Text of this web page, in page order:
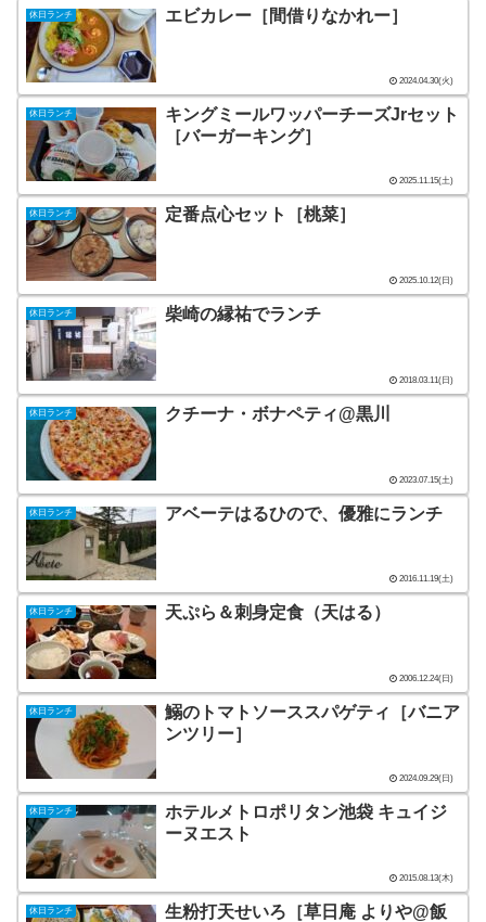
休日ランチ エビカレー［間借りなかれー］
2024.04.30(火)
休日ランチ
キングミールワッパーチーズJrセット
［バーガーキング］
2025.11.15(土)
休日ランチ 定番点心セット［桃菜］
2025.10.12(日)
休日ランチ 柴崎の縁祐でランチ
2018.03.11(日)
休日ランチ クチーナ・ボナペティ@黒川
2023.07.15(土)
休日ランチ アベーテはるひので、優雅にランチ
2016.11.19(土)
休日ランチ 天ぷら＆刺身定食（天はる）
2006.12.24(日)
休日ランチ
鰯のトマトソーススパゲティ［バニア
ンツリー］
2024.09.29(日)
休日ランチ
ホテルメトロポリタン池袋 キュイジ
ーヌエスト
2015.08.13(木)
休日ランチ
生粉打天せいろ［草日庵 よりや@飯